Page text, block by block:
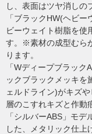
し、表面はツヤ消しの
「ブラックHW(ヘビ
ビーウェイト樹脂を使
す。※素材の成型むら
ります。
「Wディープブラッ
ックブラックメッキ
ェルドライン)がキズ
層のこすれキズと作動
「シルバーABS」モ
した、メタリック仕